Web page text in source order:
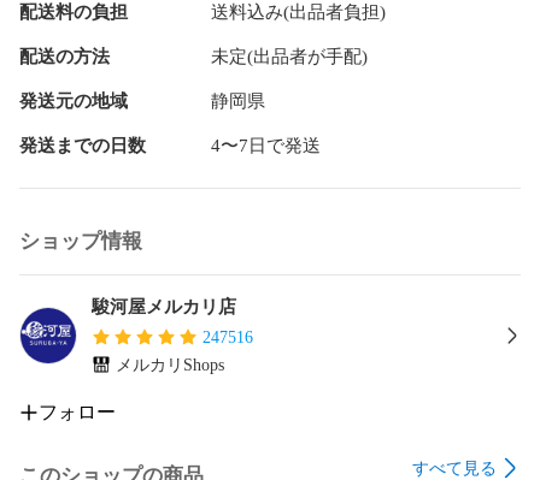
配送料の負担 送料込み(出品者負担)
配送の方法 未定(出品者が手配)
発送元の地域 静岡県
発送までの日数 4〜7日で発送
ショップ情報
駿河屋メルカリ店
247516
メルカリShops
フォロー
すべて見る